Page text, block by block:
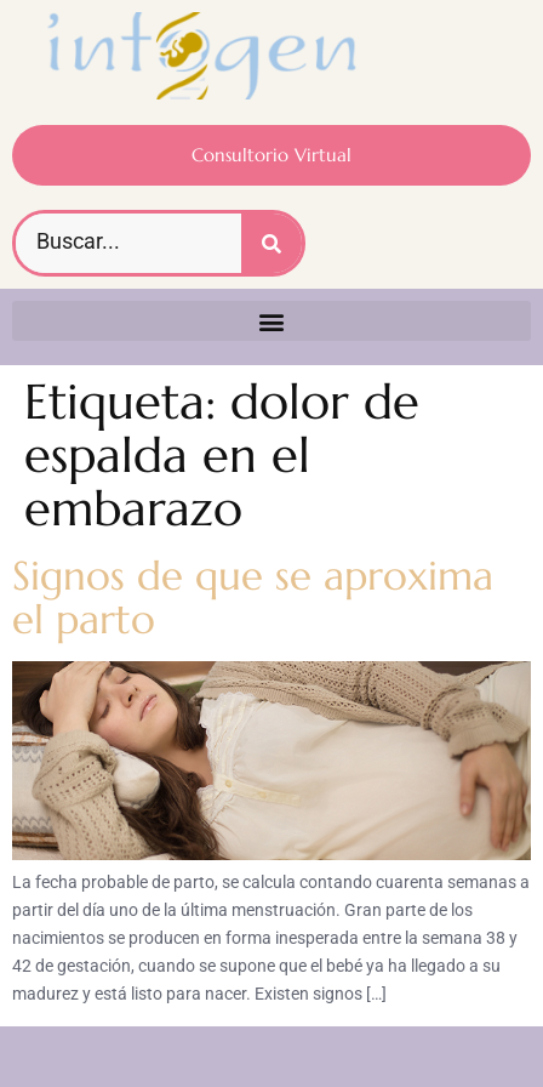
Consultorio Virtual
Etiqueta: dolor de
espalda en el
embarazo
Signos de que se aproxima
el parto
La fecha probable de parto, se calcula contando cuarenta semanas a
partir del día uno de la última menstruación. Gran parte de los
nacimientos se producen en forma inesperada entre la semana 38 y
42 de gestación, cuando se supone que el bebé ya ha llegado a su
madurez y está listo para nacer. Existen signos […]